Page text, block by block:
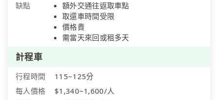
缺點
額外交通往返取車點
取還車時間受限
價格貴
需當天來回或租多天
計程車
行程時間
115~125分
每人價格
$1,340~1,600/人